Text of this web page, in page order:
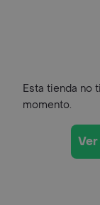
Esta tienda no
momento.